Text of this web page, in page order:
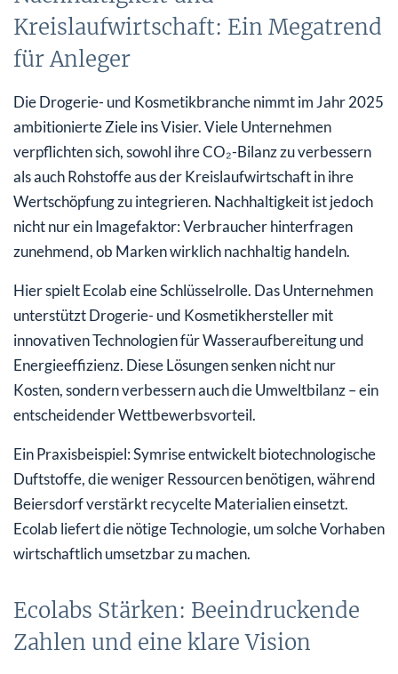
Kreislaufwirtschaft: Ein Megatrend
für Anleger
Die Drogerie- und Kosmetikbranche nimmt im Jahr 2025
ambitionierte Ziele ins Visier. Viele Unternehmen
verpflichten sich, sowohl ihre CO₂-Bilanz zu verbessern
als auch Rohstoffe aus der Kreislaufwirtschaft in ihre
Wertschöpfung zu integrieren. Nachhaltigkeit ist jedoch
nicht nur ein Imagefaktor: Verbraucher hinterfragen
zunehmend, ob Marken wirklich nachhaltig handeln.
Hier spielt Ecolab eine Schlüsselrolle. Das Unternehmen
unterstützt Drogerie- und Kosmetikhersteller mit
innovativen Technologien für Wasseraufbereitung und
Energieeffizienz. Diese Lösungen senken nicht nur
Kosten, sondern verbessern auch die Umweltbilanz – ein
entscheidender Wettbewerbsvorteil.
Ein Praxisbeispiel: Symrise entwickelt biotechnologische
Duftstoffe, die weniger Ressourcen benötigen, während
Beiersdorf verstärkt recycelte Materialien einsetzt.
Ecolab liefert die nötige Technologie, um solche Vorhaben
wirtschaftlich umsetzbar zu machen.
Ecolabs Stärken: Beeindruckende
Zahlen und eine klare Vision